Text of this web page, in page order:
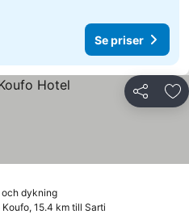
Se priser
Dela
dykningSe priser
Koufo, 15.4 km till Sarti